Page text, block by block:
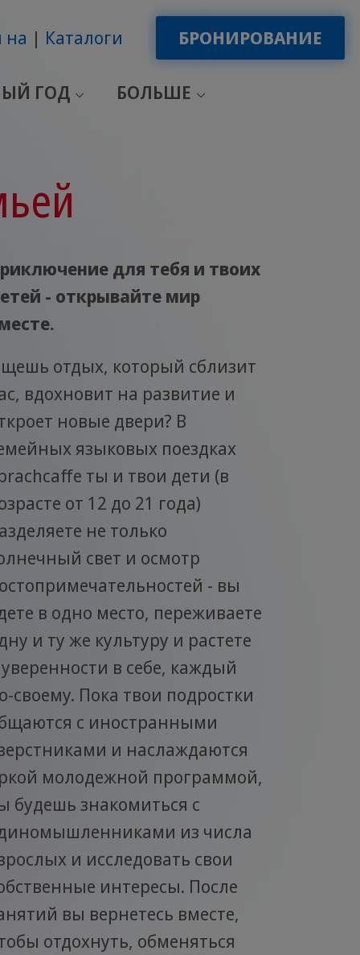
на Каталоги БРОНИРОВАНИЕ
ГОД БОЛЬШЕ
для тебя и твоих
- открывайте мир
отдых, который сблизит
вдохновит на развитие и
новые двери? В
языковых поездках
ты и твои дети (в
от 12 до 21 года)
не только
свет и осмотр
- вы
в одно место, переживаете
и ту же культуру и растете
в себе, каждый
своему. Пока твои подростки
с иностранными
и наслаждаются
молодежной программой,
будешь знакомиться с
из числа
и исследовать свои
интересы. После
вы вернетесь вместе,
отдохнуть, обменяться